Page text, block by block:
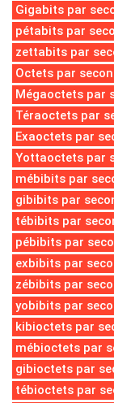
Gigabits par
pétabits par
zettabits par
Octets par
Mégaoctets par
Téraoctets par
Exaoctets par
Yottaoctets par
mébibits par
gibibits par
tébibits par
pébibits par
exbibits par
zébibits par
yobibits par
kibioctets par
mébioctets par
gibioctets par
tébioctets par